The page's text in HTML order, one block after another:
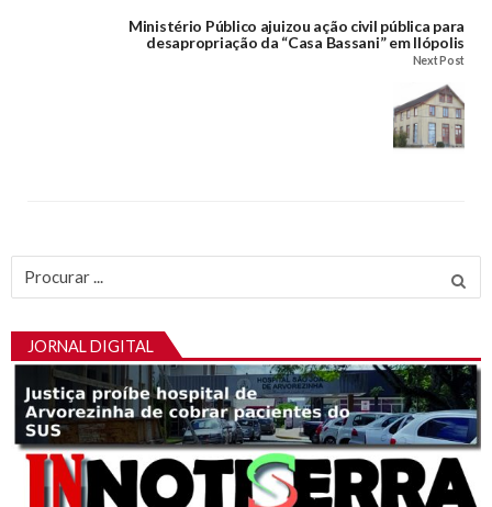
Ministério Público ajuizou ação civil pública para
desapropriação da “Casa Bassani” em Ilópolis
Next Post
Procurar
JORNAL DIGITAL